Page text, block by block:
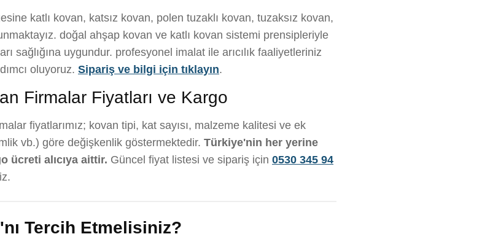
katlı kovan, katsız kovan, polen tuzaklı kovan, tuzaksız kovan,
doğal ahşap kovan ve katlı kovan sistemi prensipleriyle
sağlığına uygundur. profesyonel imalat ile arıcılık faaliyetleriniz
oluyoruz. Sipariş ve bilgi için tıklayın.
Firmalar Fiyatları ve Kargo
fiyatlarımız; kovan tipi, kat sayısı, malzeme kalitesi ve ek
vb.) göre değişkenlik göstermektedir. Türkiye'nin her yerine
ücreti alıcıya aittir. Güncel fiyat listesi ve sipariş için 0530 345 94
Tercih Etmelisiniz?